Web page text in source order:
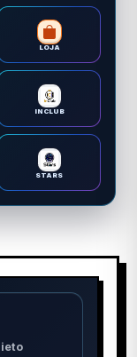
LOJA
INCLUB
STARS